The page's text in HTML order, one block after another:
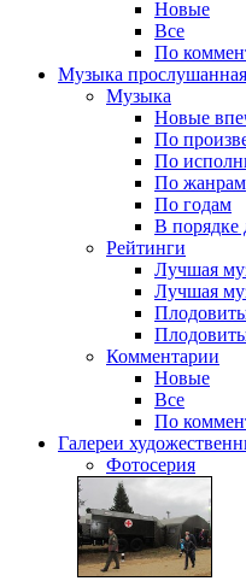
Новые
Все
По
Музыка прослушанная
Музыка
Новые
По
По
По жанрам
По годам
В порядке
Рейтинги
Лучшая
Лучшая
Комментарии
Новые
Все
По
Галереи
Фотосерия